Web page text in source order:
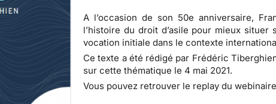
A l’occasion de son 50e anniversaire,
l’histoire du droit d’asile pour mieux
vocation initiale dans le contexte
Ce texte a été rédigé par Frédéric
sur cette thématique le 4 mai 2021.
Vous pouvez retrouver le replay du webinaire